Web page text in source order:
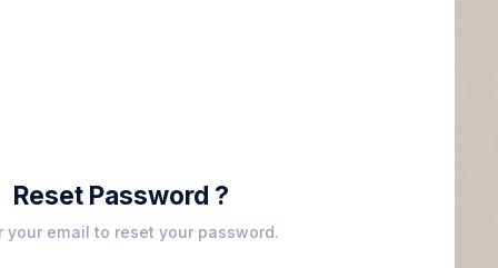
Reset Password ?
your email to reset your password.